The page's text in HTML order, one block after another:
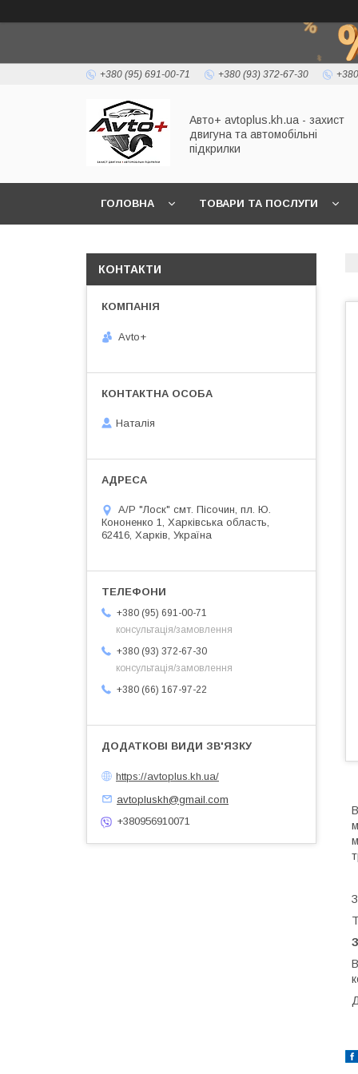
+380 (95) 691-00-71 +380 (93) 372-67-30
Авто+ avtoplus.kh.ua - захист
двигуна та автомобільні
підкрилки
ГОЛОВНА ТОВАРИ ТА ПОСЛУГИ
КОНТАКТИ
Avto+
Наталія
А/Р "Лоск" смт. Пісочин, пл. Ю.
Кононенко 1, Харківська область,
62416, Харків, Україна
+380 (95) 691-00-71
консультація/замовлення
+380 (93) 372-67-30
консультація/замовлення
+380 (66) 167-97-22
https://avtoplus.kh.ua/
avtopluskh@gmail.com
+380956910071